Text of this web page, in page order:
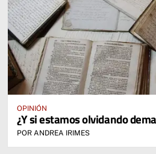
OPINIÓN
¿Y si estamos olvidando
POR ANDREA IRIMES